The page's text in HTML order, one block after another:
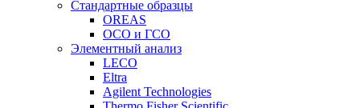
Стандартные образцы
OREAS
ОСО и ГСО
Элементный анализ
LECO
Eltra
Agilent Technologies